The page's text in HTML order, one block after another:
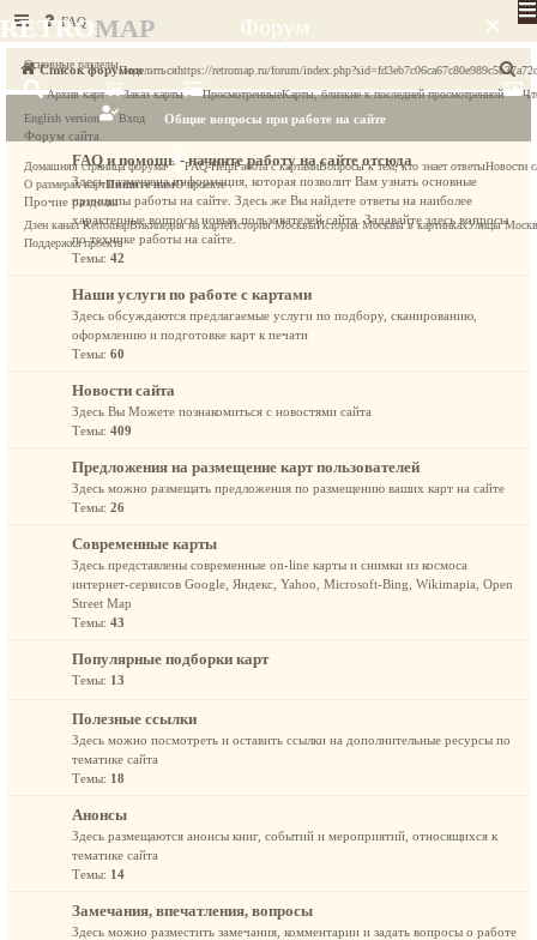
RETROMAP Форум ×
Основные разделыПоделитьсяhttps://retromap.ru/forum/
Архив карт
Заказ карты ПросмотренныеКарты, близкие к последней просмотренной
English version
Вход
Форум сайта
Домашняя страница форума FAQ-HelpРабота с картамиВопросы к тем, кто знает ответыНовости
О размерах картПишите намО проекте
Прочие разделы
Дзен канал RetromapВикипедия на картеИстория МосквыИстория Москвы в картинкахУлицы
Поддержка проекта
FAQ
Список форумов
П
о
Общие вопросы при работе на сайте
FAQ и помощь - начните работу на сайте отсюда
Здесь размещена информация, которая позволит Вам узнать основные
принципы работы на сайте. Здесь же Вы найдете ответы на наиболее
характерные вопросы новых пользователей сайта. Задавайте здесь вопросы
по технике работы на сайте.
Темы: 42
Наши услуги по работе с картами
Здесь обсуждаются предлагаемые услуги по подбору, сканированию,
оформлению и подготовке карт к печати
Темы: 60
Новости сайта
Здесь Вы Можете познакомиться с новостями сайта
Темы: 409
Предложения на размещение карт пользователей
Здесь можно размещать предложения по размещению ваших карт на сайте
Темы: 26
Современные карты
Здесь представлены современные on-line карты и снимки из космоса
интернет-сервисов Google, Яндекс, Yahoo, Microsoft-Bing, Wikimapia, Open
Street Map
Темы: 43
Популярные подборки карт
Темы: 13
Полезные ссылки
Здесь можно посмотреть и оставить ссылки на дополнительные ресурсы по
тематике сайта
Темы: 18
Анонсы
Здесь размещаются анонсы книг, событий и мероприятий, относящихся к
тематике сайта
Темы: 14
Замечания, впечатления, вопросы
Здесь можно разместить замечания, комментарии и задать вопросы о работе